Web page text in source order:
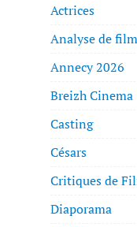
Actrices
Analyse de
Annecy 2026
Breizh Cinema
Casting
Césars
Critiques de
Diaporama